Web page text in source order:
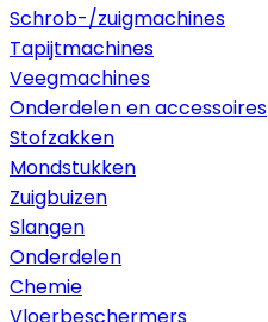
Schrob-/zuigmachines
Tapijtmachines
Veegmachines
Onderdelen en accessoires
Stofzakken
Mondstukken
Zuigbuizen
Slangen
Onderdelen
Chemie
Vloerbeschermers